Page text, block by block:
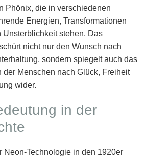
Phönix, die in verschiedenen
Energien, Transformationen
Unsterblichkeit stehen. Das
nicht nur den Wunsch nach
sondern spiegelt auch das
der Menschen nach Glück, Freiheit
wider.
in der
Neon-Technologie in den 1920er